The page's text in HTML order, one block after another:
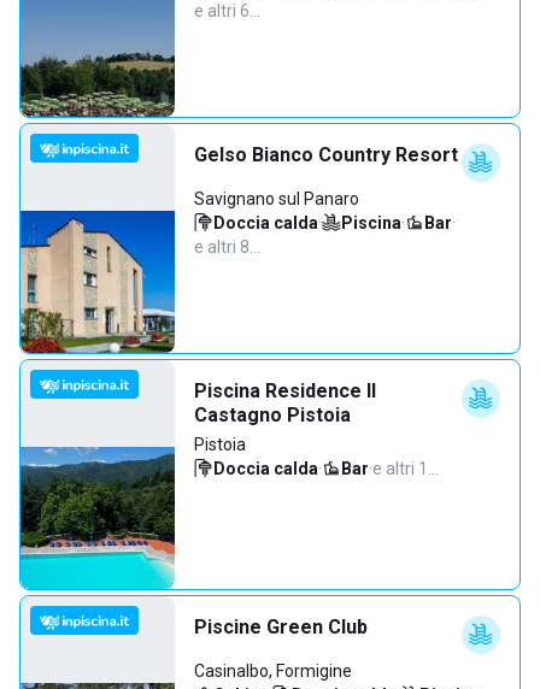
e altri 6…
Gelso Bianco Country Resort
Savignano sul Panaro
Doccia calda· Piscina· Bar·
e altri 8…
Piscina Residence Il
Castagno Pistoia
Pistoia
Doccia calda· Bar·e altri 1…
Piscine Green Club
Casinalbo, Formigine